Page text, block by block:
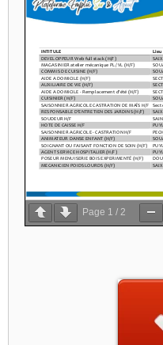
Page 1 / 2